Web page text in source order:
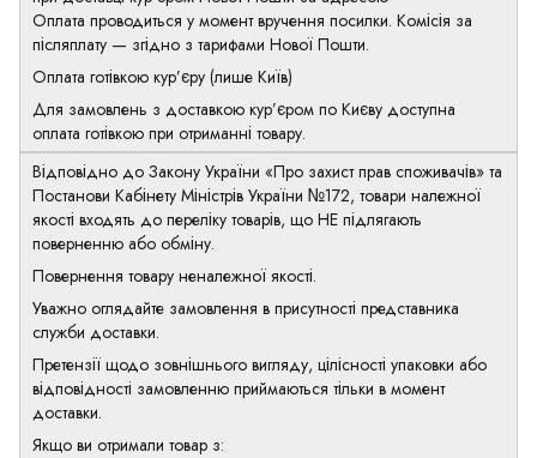
Оплата проводиться у момент вручення посилки. Комісія за
післяплату — згідно з тарифами Нової Пошти.
Оплата готівкою кур’єру (лише Київ)
Для замовлень з доставкою кур’єром по Києву доступна
оплата готівкою при отриманні товару.
Відповідно до Закону України «Про захист прав споживачів» та
Постанови Кабінету Міністрів України №172, товари належної
якості входять до переліку товарів, що НЕ підлягають
поверненню або обміну.
Повернення товару неналежної якості.
Уважно оглядайте замовлення в присутності представника
служби доставки.
Претензії щодо зовнішнього вигляду, цілісності упаковки або
відповідності замовленню приймаються тільки в момент
доставки.
Якщо ви отримали товар з: